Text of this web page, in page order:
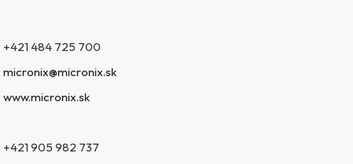
+421 484 725 700
micronix@micronix.sk
www.micronix.sk
+421 905 982 737